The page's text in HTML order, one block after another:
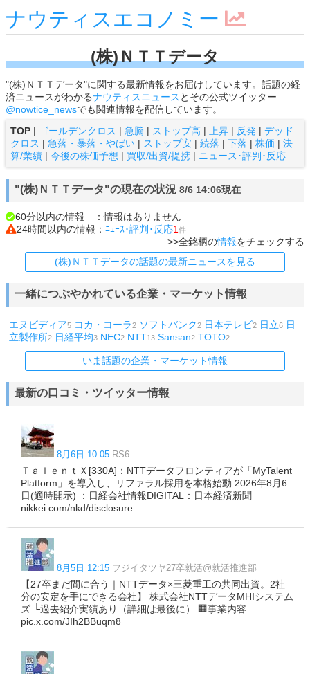
ナウティスエコノミー
(株)ＮＴＴデータ
"(株)ＮＴＴデータ"に関する最新情報をお届けしています。話題の経
済ニュースがわかるナウティスニュース とその公式ツイッター
@nowtice_newsでも関連情報を配信しています。
TOP | ゴールデンクロス | 急騰 | ストップ高 | 上昇 | 反発 | デッド
クロス | 急落・暴落・やばい | ストップ安 | 続落 | 下落 | 株価 | 決
算/業績 | 今後の株価予想 | 買収/出資/提携 | ニュース･評判･反応
"(株)ＮＴＴデータ"の現在の状況 8/6 14:06現在
60分以内の情報 ：情報はありません
24時間以内の情報： ﾆｭｰｽ･評判･反応1 件
>>全銘柄の情報をチェックする
(株)ＮＴＴデータの話題の最新ニュースを見る
一緒につぶやかれている企業・マーケット情報
エヌビディア5 コカ・コーラ2 ソフトバンク2 日本テレビ2 日立6 日
立製作所2 日経平均3 NEC2 NTT13 Sansan2 TOTO2
いま話題の企業・マーケット情報
最新の口コミ・ツイッター情報
8月6日 10:05 RS6
ＴａｌｅｎｔＸ[330A]：NTTデータフロンティアが「MyTalent
Platform」を導入し、リファラル採用を本格始動 2026年8月6
日(適時開示) ：日経会社情報DIGITAL：日本経済新聞
nikkei.com/nkd/disclosure…
8月5日 12:15 フジイタツヤ27卒就活@就活推進部
【27卒まだ間に合う｜NTTデータ×三菱重工の共同出資。2社
分の安定を手にできる会社】 株式会社NTTデータMHIシステム
ズ └過去紹介実績あり（詳細は最後に） 🏢事業内容
pic.x.com/JIh2BBuqm8